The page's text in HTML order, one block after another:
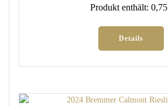
Produkt enthält: 0,75
Details